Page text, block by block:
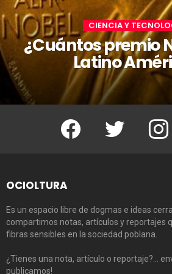
CIENCIA Y
¿Cuántos premio
Latino
Facebook Twitter
OCIOLTURA
Es un espacio libre de dogmas e ideas
compartimos notas, artículos y reportajes
fibras sensibles en la sociedad poblana.
¿Tienes una nota, artículo o reportaje?…
publicamos!